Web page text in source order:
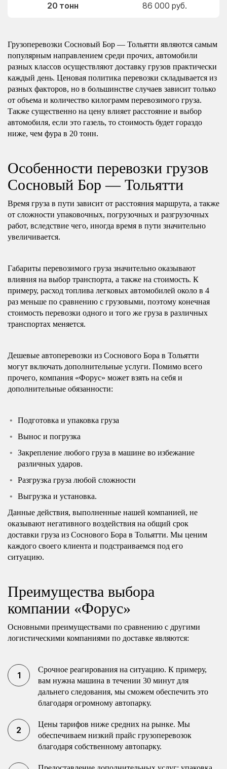
20 тонн 86 000 руб.
Грузоперевозки Сосновый Бор — Тольятти являются самым
популярным направлением среди прочих, автомобили
разных классов осуществляют доставку грузов практически
каждый день. Ценовая политика перевозки складывается из
разных факторов, но в большинстве случаев зависит только
от объема и количество килограмм перевозимого груза.
Также существенно на цену влияет расстояние и выбор
автомобиля, если это газель, то стоимость будет гораздо
ниже, чем фура в 20 тонн.
Особенности перевозки грузов
Сосновый Бор — Тольятти
Время груза в пути зависит от расстояния маршрута, а также
от сложности упаковочных, погрузочных и разгрузочных
работ, вследствие чего, иногда время в пути значительно
увеличивается.
Габариты перевозимого груза значительно оказывают
влияния на выбор транспорта, а также на стоимость. К
примеру, расход топлива легковых автомобилей около в 4
раз меньше по сравнению с грузовыми, поэтому конечная
стоимость перевозки одного и того же груза в различных
транспортах меняется.
Дешевые автоперевозки из Соснового Бора в Тольятти
могут включать дополнительные услуги. Помимо всего
прочего, компания «Форус» может взять на себя и
дополнительные обязанности:
Подготовка и упаковка груза
Вынос и погрузка
Закрепление любого груза в машине во избежание
различных ударов.
Разгрузка груза любой сложности
Выгрузка и установка.
Данные действия, выполненные нашей компанией, не
оказывают негативного воздействия на общий срок
доставки груза из Соснового Бора в Тольятти. Мы ценим
каждого своего клиента и подстраиваемся под его
ситуацию.
Преимущества выбора
компании «Форус»
Основными преимуществами по сравнению с другими
логистическими компаниями по доставке являются:
Срочное реагирования на ситуацию. К примеру,
вам нужна машина в течении 30 минут для
дальнего следования, мы сможем обеспечить это
благодаря огромному автопарку.
Цены тарифов ниже средних на рынке. Мы
обеспечиваем низкий прайс грузоперевозок
благодаря собственному автопарку.